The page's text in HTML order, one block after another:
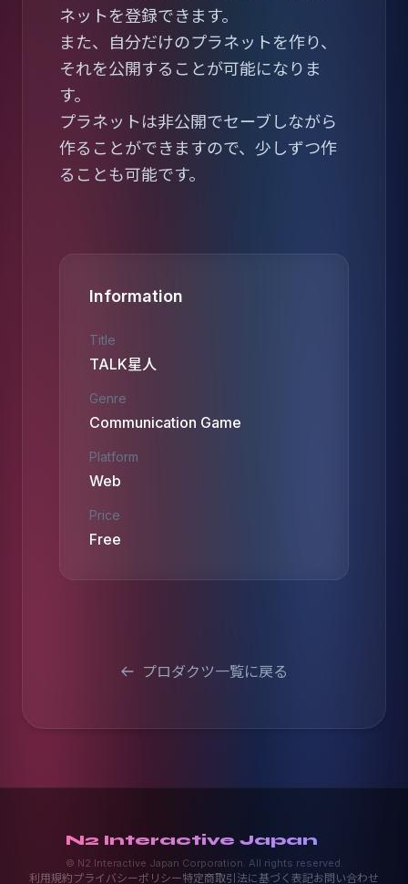
ネットを登録できます。
また、自分だけのプラネットを作り、
それを公開することが可能になりま
す。
プラネットは非公開でセーブしながら
作ることができますので、少しずつ作
ることも可能です。
Information
Title
TALK星人
Genre
Communication Game
Platform
Web
Price
Free
プロダクツ一覧に戻る
N2 Interactive Japan
© N2 Interactive Japan Corporation. All rights reserved.
利用規約プライバシーポリシー特定商取引法に基づく表記お問い合わせ